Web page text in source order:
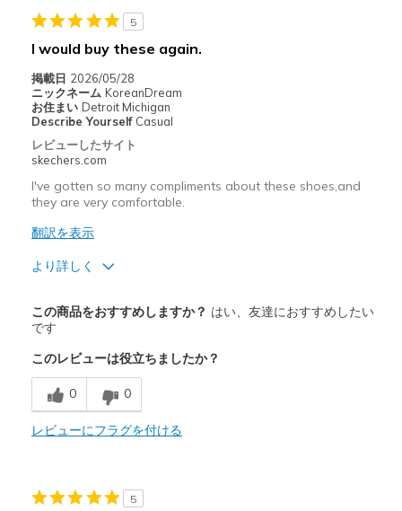
Special Occasions
Width
Feels true to width
Sizing
5
I would buy these again.
掲載日 2026/05/28
ニックネーム KoreanDream
お住まい Detroit Michigan
Describe Yourself Casual
レビューしたサイト
skechers.com
I've gotten so many compliments about these shoes,and
they are very comfortable.
翻訳を表示
より詳しく
Attractive Design
Breathe Well
Comfortable
Durable
以下に最適
この商品をおすすめしますか？ はい、友達におすすめしたい
です
このレビューは役立ちましたか？
0 0
レビューにフラグを付ける
5